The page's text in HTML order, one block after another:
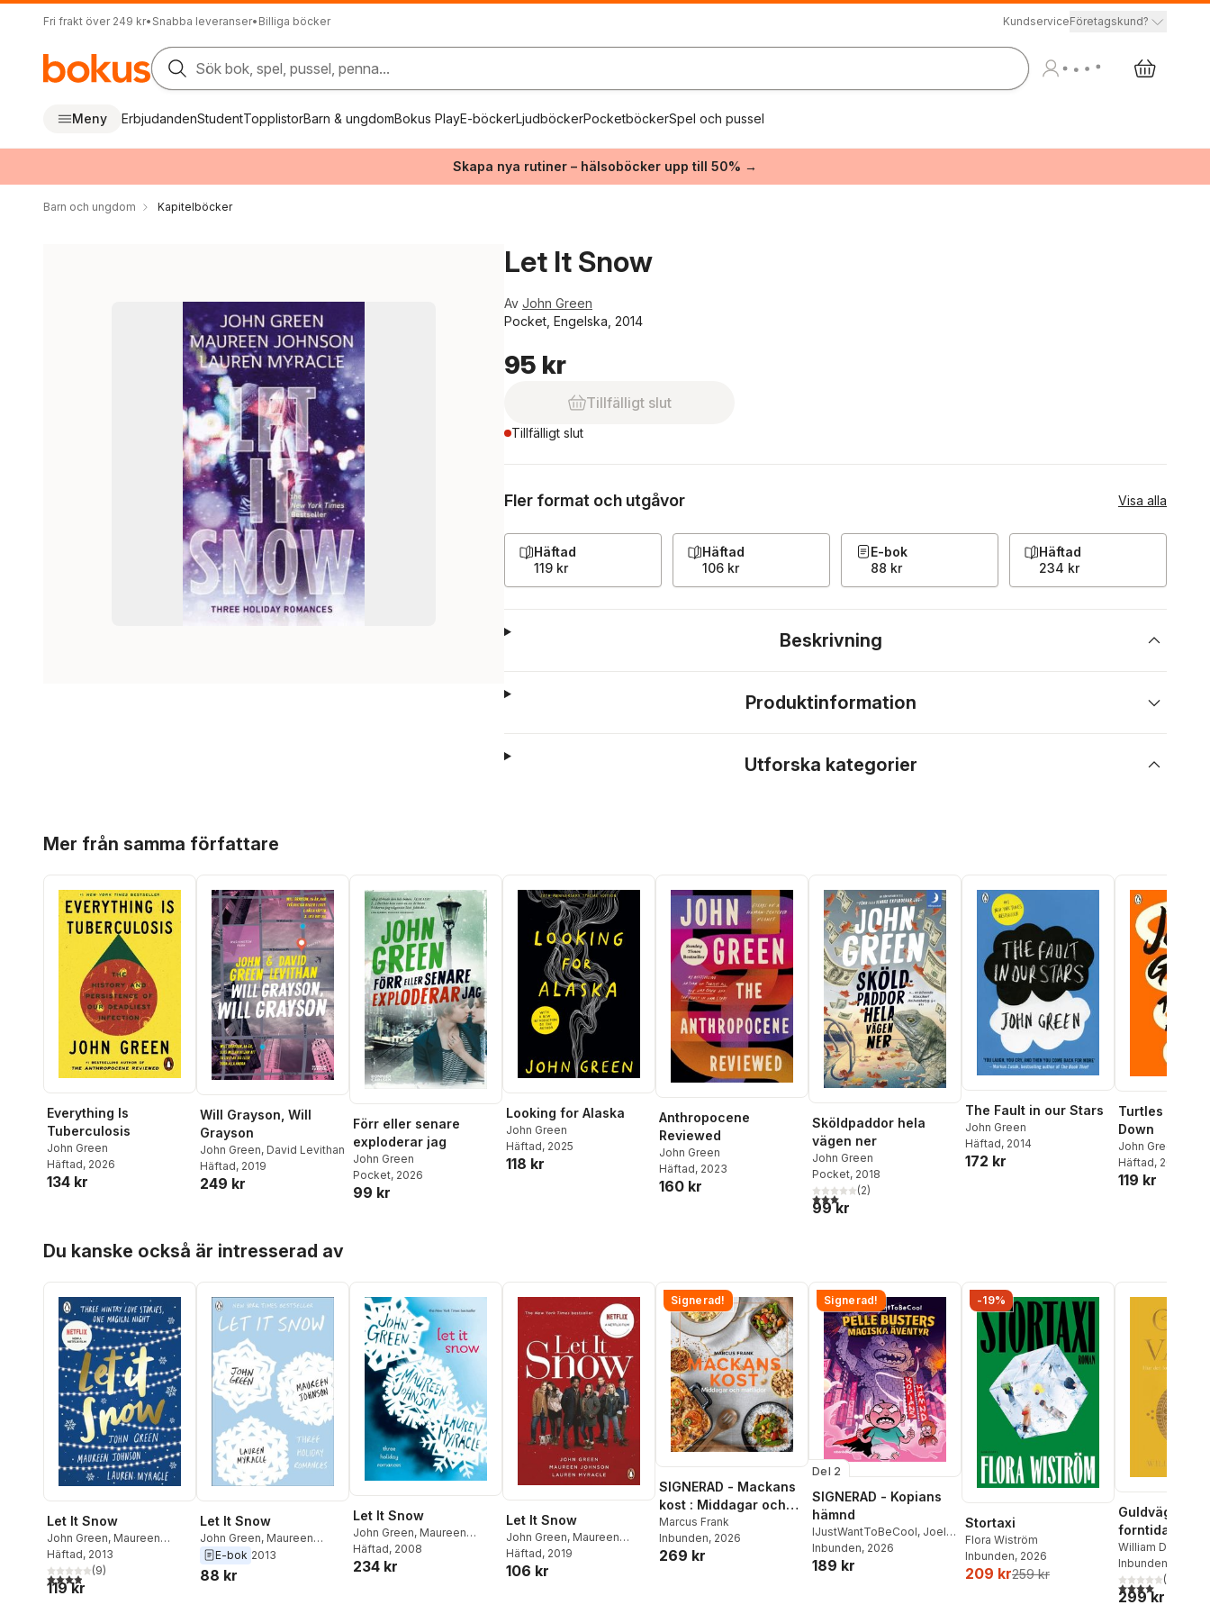
Fri frakt över 249 kr• Snabba leveranser• Billiga böcker KundserviceFöretagskund?
Sök bok, spel, pussel, penna...
Meny ErbjudandenStudentTopplistorBarn & ungdomBokus PlayE-böckerLjudböckerPocketböckerSpel och pussel
Skapa nya rutiner – hälsoböcker upp till 50% →
Barn och ungdom Kapitelböcker
Let It Snow
Av John Green
Pocket, Engelska, 2014
95 kr
Tillfälligt slut
Tillfälligt slut
Fler format och utgåvor Visa alla
Häftad
119 kr
Häftad
106 kr
E-bok
88 kr
Häftad
234 kr
Beskrivning
Produktinformation
Utforska kategorier
Mer från samma författare
Everything Is
Tuberculosis
John Green
Häftad, 2026
134 kr
Will Grayson, Will
Grayson
John Green, David Levithan
Häftad, 2019
249 kr
Förr eller senare
exploderar jag
John Green
Pocket, 2026
99 kr
Looking for Alaska
John Green
Häftad, 2025
118 kr
Anthropocene
Reviewed
John Green
Häftad, 2023
160 kr
Sköldpaddor hela
vägen ner
John Green
Pocket, 2018
3,0utav 5 stjärnor. Totalt antal röster:
(2)
99 kr
The Fault in our Stars
John Green
Häftad, 2014
172 kr
Turtles All the
Down
John Green
Häftad, 2018
119 kr
Du kanske också är intresserad av
Let It Snow
John Green, Maureen
Johnson,Lauren Myracle
Häftad, 2013
3,9utav 5 stjärnor. Totalt antal röster:
(9)
119 kr
Let It Snow
John Green, Maureen
Johnson, Lauren Myracle
E-bok 2013
88 kr
Let It Snow
John Green, Maureen
Johnson,Lauren Myracle
Häftad, 2008
234 kr
Let It Snow
John Green, Maureen
Johnson,Lauren Myracle
Häftad, 2019
106 kr
Signerad!
SIGNERAD - Mackans
kost : Middagar och
matlådor
Marcus Frank
Inbunden, 2026
269 kr
Signerad!
Del 2
SIGNERAD - Kopians
hämnd
IJustWantToBeCool, Joel
Adolphson,Emil Ejdemo
Beer ,Victor Beer
Inbunden, 2026
189 kr
-19%
Stortaxi
Flora Wiström
Inbunden, 2026
209 kr259 kr
Guldvägen :
forntida
förändrade
William
Inbunden
4,0utav 5(
299 kr